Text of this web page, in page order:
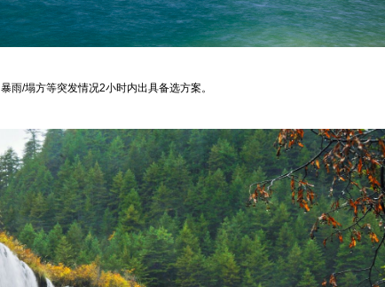
雨/塌方等突发情况2小时内出具备选方案。